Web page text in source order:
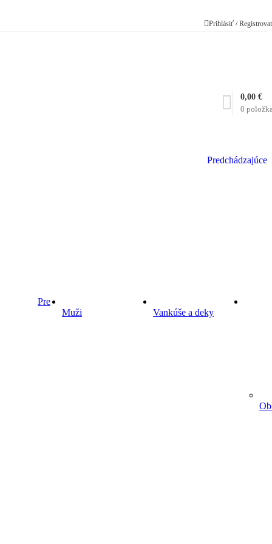
Prihlásiť /
0
0,00 €
Predchádzajúce
Pre
Muži Vankúše a deky